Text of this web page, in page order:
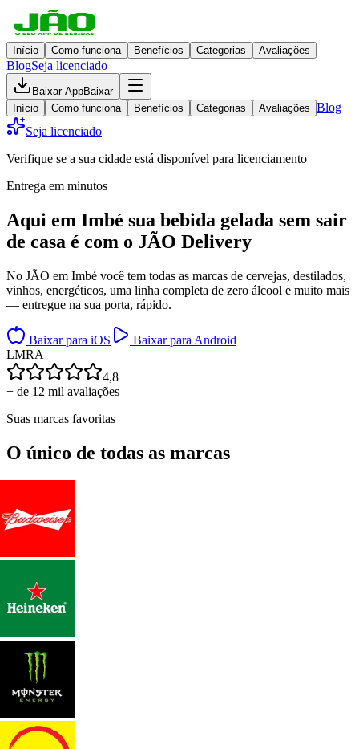
Início Como funciona Benefícios Categorias Avaliações
BlogSeja licenciado
Baixar AppBaixar
Início
Como funciona Benefícios Categorias Avaliações Blog
Seja licenciado
Verifique se a sua cidade está disponível para licenciamento
Entrega em minutos
Aqui em Imbé sua bebida gelada sem sair
de casa é com o JÃO Delivery
No JÃO em Imbé você tem todas as marcas de cervejas, destilados,
vinhos, energéticos, uma linha completa de zero álcool e muito mais
— entregue na sua porta, rápido.
Baixar para iOS
Baixar para Android
LMRA
4,8
+ de 12 mil avaliações
Suas marcas favoritas
O único de todas as marcas